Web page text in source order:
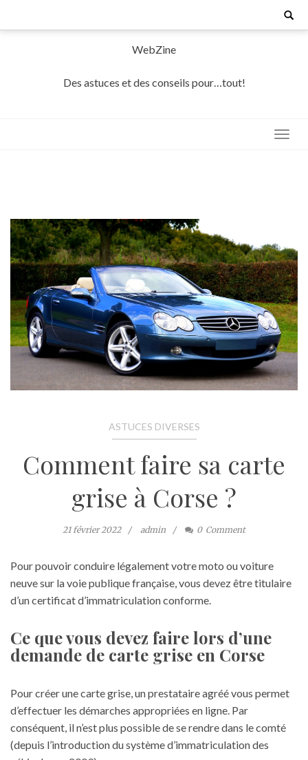
Search
WebZine
Des astuces et des conseils pour…tout!
ASTUCES DIVERSES
Comment faire sa carte
grise à Corse ?
21 février 2022 admin 0 Comment
Pour pouvoir conduire légalement votre moto ou voiture
neuve sur la voie publique française, vous devez être titulaire
d’un certificat d’immatriculation conforme.
Ce que vous devez faire lors d’une
demande de carte grise en Corse
Pour créer une carte grise, un prestataire agréé vous permet
d’effectuer les démarches appropriées en ligne. Par
conséquent, il n’est plus possible de se rendre dans le comté
(depuis l’introduction du système d’immatriculation des